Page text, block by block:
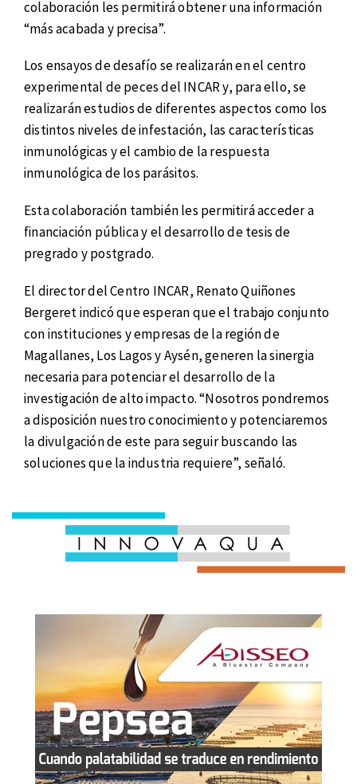
colaboración les permitirá obtener una información
“más acabada y precisa”.
Los ensayos de desafío se realizarán en el centro
experimental de peces del INCAR y, para ello, se
realizarán estudios de diferentes aspectos como los
distintos niveles de infestación, las características
inmunológicas y el cambio de la respuesta
inmunológica de los parásitos.
Esta colaboración también les permitirá acceder a
financiación pública y el desarrollo de tesis de
pregrado y postgrado.
El director del Centro INCAR, Renato Quiñones
Bergeret indicó que esperan que el trabajo conjunto
con instituciones y empresas de la región de
Magallanes, Los Lagos y Aysén, generen la sinergia
necesaria para potenciar el desarrollo de la
investigación de alto impacto. “Nosotros pondremos
a disposición nuestro conocimiento y potenciaremos
la divulgación de este para seguir buscando las
soluciones que la industria requiere”, señaló.